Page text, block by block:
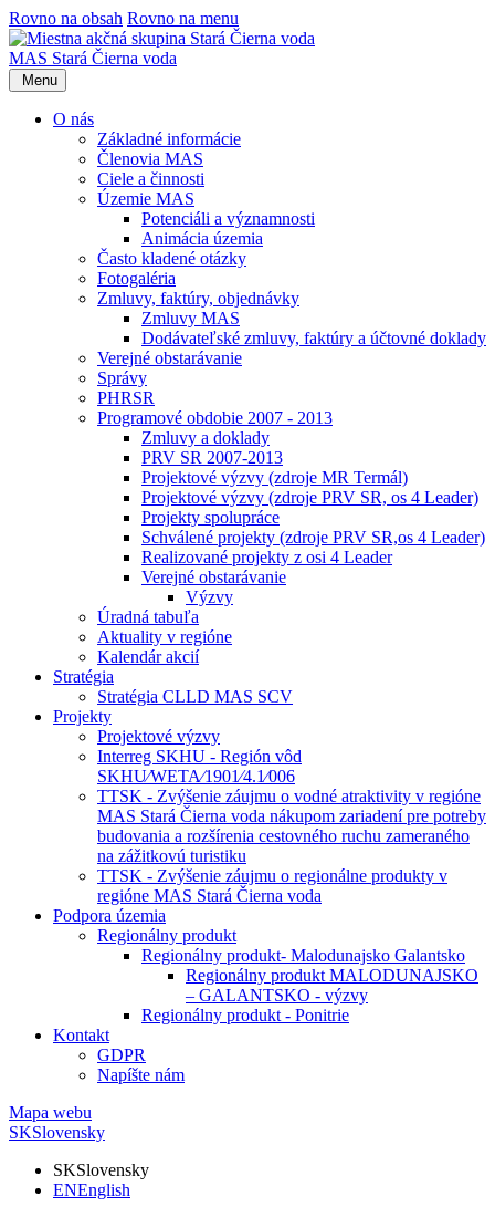
Rovno na obsah Rovno na menu
MAS Stará Čierna voda
Menu
O nás
Základné informácie
Členovia MAS
Ciele a činnosti
Územie MAS
Potenciáli a významnosti
Animácia územia
Často kladené otázky
Fotogaléria
Zmluvy, faktúry, objednávky
Zmluvy MAS
Dodávateľské zmluvy, faktúry a účtovné doklady
Verejné obstarávanie
Správy
PHRSR
Programové obdobie 2007 - 2013
Zmluvy a doklady
PRV SR 2007-2013
Projektové výzvy (zdroje MR Termál)
Projektové výzvy (zdroje PRV SR, os 4 Leader)
Projekty spolupráce
Schválené projekty (zdroje PRV SR,os 4 Leader)
Realizované projekty z osi 4 Leader
Verejné obstarávanie
Výzvy
Úradná tabuľa
Aktuality v regióne
Kalendár akcií
Stratégia
Stratégia CLLD MAS SCV
Projekty
Projektové výzvy
Interreg SKHU - Región vôd
SKHU⁄WETA⁄1901⁄4.1⁄006
TTSK - Zvýšenie záujmu o vodné atraktivity v regióne
MAS Stará Čierna voda nákupom zariadení pre potreby
budovania a rozšírenia cestovného ruchu zameraného
na zážitkovú turistiku
TTSK - Zvýšenie záujmu o regionálne produkty v
regióne MAS Stará Čierna voda
Podpora územia
Regionálny produkt
Regionálny produkt- Malodunajsko Galantsko
Regionálny produkt MALODUNAJSKO
– GALANTSKO - výzvy
Regionálny produkt - Ponitrie
Kontakt
GDPR
Napíšte nám
Mapa webu
SKSlovensky
SKSlovensky
ENEnglish